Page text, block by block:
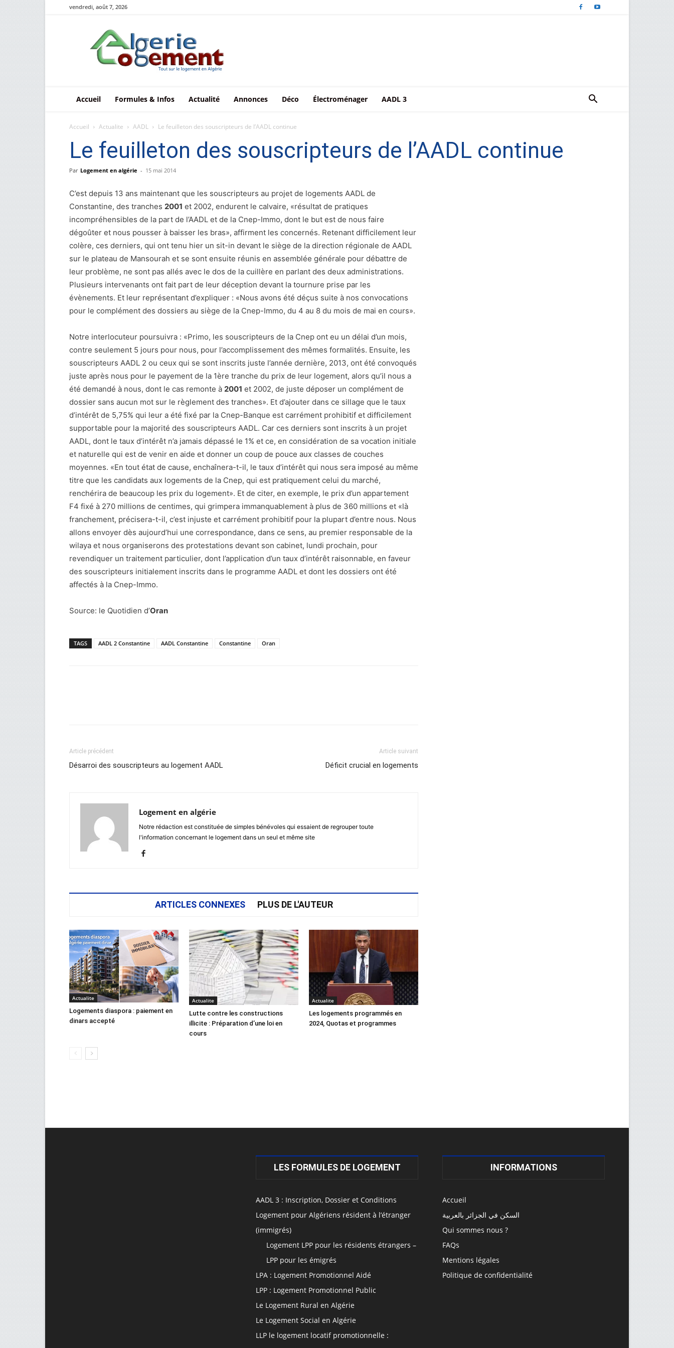
vendredi, août 7, 2026
Le
logement
en
Algérie
Accueil Formules & Infos Actualité Annonces Déco Électroménager AADL 3
Accueil Actualite AADL Le feuilleton des souscripteurs de l’AADL continue
Le feuilleton des souscripteurs de l’AADL continue
Par Logement en algérie - 15 mai 2014
C’est depuis 13 ans maintenant que les souscripteurs au projet de logements AADL de
Constantine, des tranches 2001 et 2002, endurent le calvaire, «résultat de pratiques
incompréhensibles de la part de l’AADL et de la Cnep-Immo, dont le but est de nous faire
dégoûter et nous pousser à baisser les bras», affirment les concernés. Retenant difficilement leur
colère, ces derniers, qui ont tenu hier un sit-in devant le siège de la direction régionale de AADL
sur le plateau de Mansourah et se sont ensuite réunis en assemblée générale pour débattre de
leur problème, ne sont pas allés avec le dos de la cuillère en parlant des deux administrations.
Plusieurs intervenants ont fait part de leur déception devant la tournure prise par les
évènements. Et leur représentant d’expliquer : «Nous avons été déçus suite à nos convocations
pour le complément des dossiers au siège de la Cnep-Immo, du 4 au 8 du mois de mai en cours».
Notre interlocuteur poursuivra : «Primo, les souscripteurs de la Cnep ont eu un délai d’un mois,
contre seulement 5 jours pour nous, pour l’accomplissement des mêmes formalités. Ensuite, les
souscripteurs AADL 2 ou ceux qui se sont inscrits juste l’année dernière, 2013, ont été convoqués
juste après nous pour le payement de la 1ère tranche du prix de leur logement, alors qu’il nous a
été demandé à nous, dont le cas remonte à 2001 et 2002, de juste déposer un complément de
dossier sans aucun mot sur le règlement des tranches». Et d’ajouter dans ce sillage que le taux
d’intérêt de 5,75% qui leur a été fixé par la Cnep-Banque est carrément prohibitif et difficilement
supportable pour la majorité des souscripteurs AADL. Car ces derniers sont inscrits à un projet
AADL, dont le taux d’intérêt n’a jamais dépassé le 1% et ce, en considération de sa vocation initiale
et naturelle qui est de venir en aide et donner un coup de pouce aux classes de couches
moyennes. «En tout état de cause, enchaînera-t-il, le taux d’intérêt qui nous sera imposé au même
titre que les candidats aux logements de la Cnep, qui est pratiquement celui du marché,
renchérira de beaucoup les prix du logement». Et de citer, en exemple, le prix d’un appartement
F4 fixé à 270 millions de centimes, qui grimpera immanquablement à plus de 360 millions et «là
franchement, précisera-t-il, c’est injuste et carrément prohibitif pour la plupart d’entre nous. Nous
allons envoyer dès aujourd’hui une correspondance, dans ce sens, au premier responsable de la
wilaya et nous organiserons des protestations devant son cabinet, lundi prochain, pour
revendiquer un traitement particulier, dont l’application d’un taux d’intérêt raisonnable, en faveur
des souscripteurs initialement inscrits dans le programme AADL et dont les dossiers ont été
affectés à la Cnep-Immo.
Source: le Quotidien d’Oran
TAGS AADL 2 Constantine AADL Constantine Constantine Oran
Article précédent
Désarroi des souscripteurs au logement AADL
Article suivant
Déficit crucial en logements
Logement en algérie
Notre rédaction est constituée de simples bénévoles qui essaient de regrouper toute
l'information concernant le logement dans un seul et même site
ARTICLES CONNEXES PLUS DE L'AUTEUR
Actualite
Logements diaspora : paiement en
dinars accepté
Actualite
Lutte contre les constructions
illicite : Préparation d’une loi en
cours
Actualite
Les logements programmés en
2024, Quotas et programmes
LES FORMULES DE LOGEMENT
AADL 3 : Inscription, Dossier et Conditions
Logement pour Algériens résident à l’étranger
(immigrés)
Logement LPP pour les résidents étrangers –
LPP pour les émigrés
LPA : Logement Promotionnel Aidé
LPP : Logement Promotionnel Public
Le Logement Rural en Algérie
Le Logement Social en Algérie
LLP le logement locatif promotionnelle :
INFORMATIONS
Accueil
السكن في الجزائر بالعربية
Qui sommes nous ?
FAQs
Mentions légales
Politique de confidentialité